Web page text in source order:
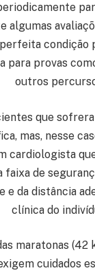
algumas
condição
para provas
outros
que
mas, nesse
cardiologista
faixa de
e da distância
clínica do
maratonas (42
cuidados